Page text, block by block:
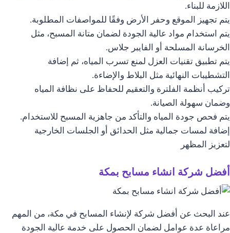
اللازمة للبناء.
يتم تجهيز الموقع وحفر الأرض وفقًا للمواصفات المطلوبة.
يتم استخدام مواد عالية الجودة لضمان متانة المسبح، مثل
الخرسانة المسلحة أو الفايبر جلاس.
يتم تطبيق تقنيات العزل لمنع تسرب المياه، ثم إضافة
التشطيبات النهائية مثل البلاط والإضاءة.
تركيب أنظمة الفلترة والتعقيم للحفاظ على نظافة المياه
وضمان سهولة الصيانة.
يتم فحص جودة المياه والتأكد من جاهزية المسبح للاستخدام.
إضافة لمسات جمالية مثل الحدائق أو الجلسات الخارجية
لتعزيز المظهر
أفضل شركة انشاء مسابح بمكة
عند البحث عن أفضل شركة لإنشاء المسابح في مكة، من المهم
مراعاة عدة عوامل لضمان الحصول على خدمة عالية الجودة